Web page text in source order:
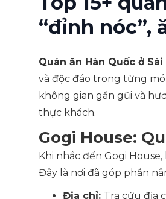
“đỉnh nóc”,
Quán ăn Hàn Quốc ở Sài
và độc đáo trong từng
không gian gần gũi và
thực khách.
Gogi House:
Khi nhắc đến Gogi
Đây là nơi đã góp phần
Địa chỉ: Tra cứu địa